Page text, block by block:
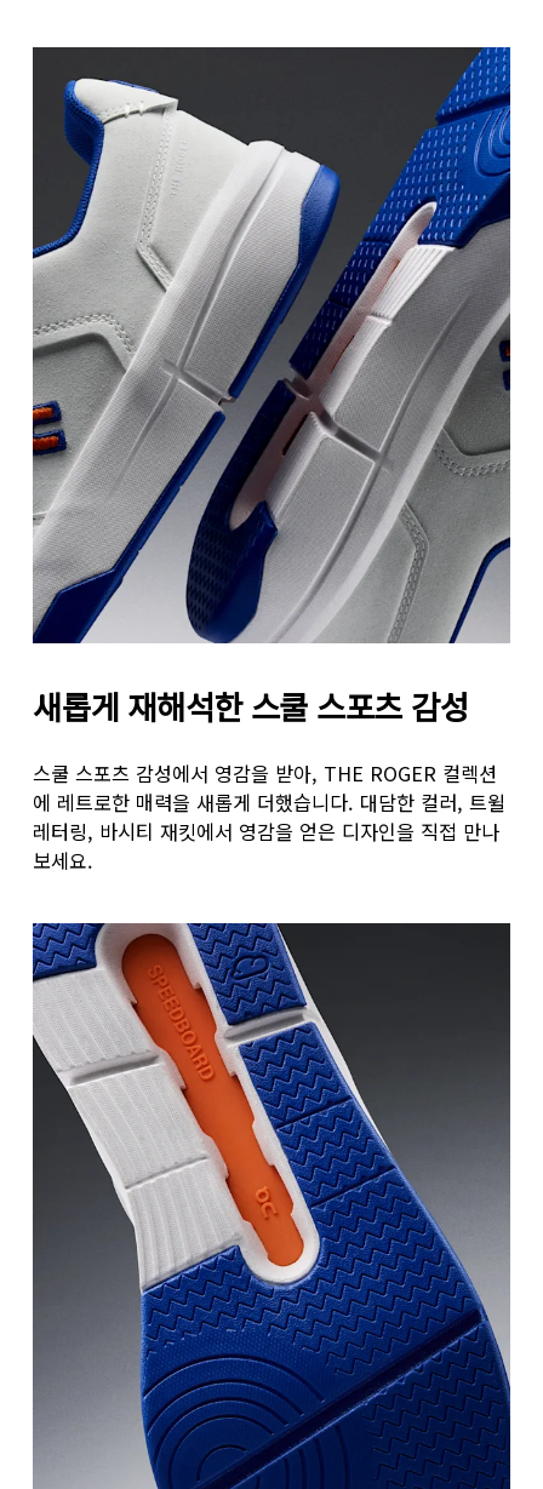
새롭게 재해석한 스쿨 스포츠 감성
스쿨 스포츠 감성에서 영감을 받아, THE ROGER 컬렉션
에 레트로한 매력을 새롭게 더했습니다. 대담한 컬러, 트윌
레터링, 바시티 재킷에서 영감을 얻은 디자인을 직접 만나
보세요.